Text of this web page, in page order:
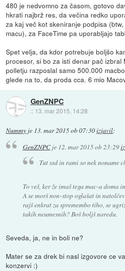
480 je nedvomno za časom, gotovo
hkrati najbrž res, da večina redko
za kaj več kot skeniranje podpisa
macu), za FaceTime pa uporabljajo
Spet velja, da kdor potrebuje boljšo
procesor, si bo za isti denar pač izbral
polletju razposlal samo 500.000
glede na to, da proda cca. 6 mio
GenZNPC
:: 13. mar 2015, 14:28
Nummy je 13. mar 2015 ob 07:30izjavil:
GenZNPCje 12. mar 2015 ob 23:29
Tut ssd in rami so nek noname
To veš, ker že imaš tega mac-a doma
A se morš non-stop oglašat in
rajš enkrat za spremembo tiho, se
takih neumesnih? Boš boljš naredu.
Seveda, ja, ne in boli ne?
Mater se za drek bi nasl izgovore ce
konzervi :)